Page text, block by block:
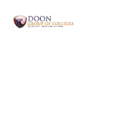
Video
Player